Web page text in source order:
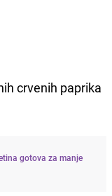
crvenih paprika
gotova za manje